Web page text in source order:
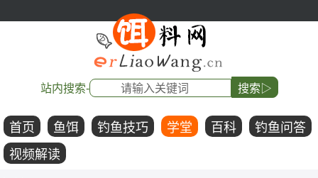
站内搜索- 搜索▷
首页 鱼饵 钓鱼技巧 学堂 百科
钓鱼问答
视频解读